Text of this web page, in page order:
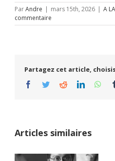
ParAndre | mars 15th, 2026 | A
commentaire
Partagez cet article,
Facebook
TwitterRedditLinkedIn
Articles similaires